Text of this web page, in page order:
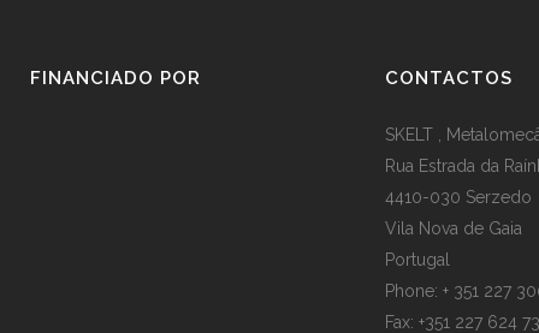
FINANCIADO POR CONTACTOS
SKELT ,
Rua Estrada da
4410-030 Serzedo
Vila Nova de Gaia
Portugal
Phone: + 351 227
Fax: +351 227 624